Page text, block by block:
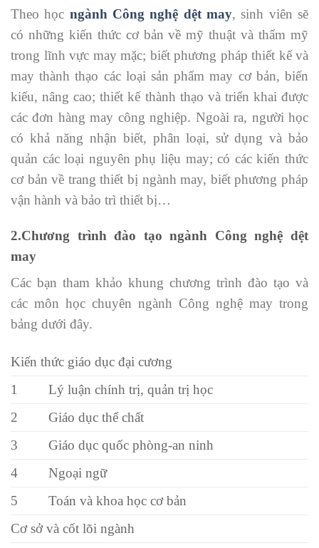
Theo học ngành Công nghệ dệt may, sinh viên sẽ
có những kiến thức cơ bản về mỹ thuật và thẩm mỹ
trong lĩnh vực may mặc; biết phương pháp thiết kế và
may thành thạo các loại sản phẩm may cơ bản, biến
kiểu, nâng cao; thiết kế thành thạo và triển khai được
các đơn hàng may công nghiệp. Ngoài ra, người học
có khả năng nhận biết, phân loại, sử dụng và bảo
quản các loại nguyên phụ liệu may; có các kiến thức
cơ bản về trang thiết bị ngành may, biết phương pháp
vận hành và bảo trì thiết bị…
2.Chương trình đào tạo ngành Công nghệ dệt
may
Các bạn tham khảo khung chương trình đào tạo và
các môn học chuyên ngành Công nghệ may trong
bảng dưới đây.
Kiến thức giáo dục đại cương
1
Lý luận chính trị, quản trị học
2
Giáo dục thể chất
3
Giáo dục quốc phòng-an ninh
4
Ngoại ngữ
5
Toán và khoa học cơ bản
Cơ sở và cốt lõi ngành